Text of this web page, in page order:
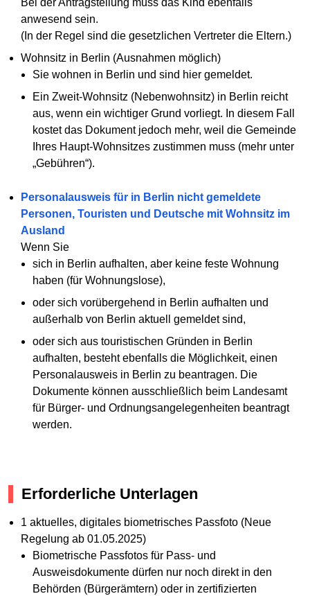
anwesend sein.
(In der Regel sind die gesetzlichen Vertreter die Eltern.)
Wohnsitz in Berlin (Ausnahmen möglich)
Sie wohnen in Berlin und sind hier gemeldet.
Ein Zweit-Wohnsitz (Nebenwohnsitz) in Berlin reicht
aus, wenn ein wichtiger Grund vorliegt. In diesem Fall
kostet das Dokument jedoch mehr, weil die Gemeinde
Ihres Haupt-Wohnsitzes zustimmen muss (mehr unter
„Gebühren“).
Personalausweis für in Berlin nicht gemeldete
Personen, Touristen und Deutsche mit Wohnsitz im
Ausland
Wenn Sie
sich in Berlin aufhalten, aber keine feste Wohnung
haben (für Wohnungslose),
oder sich vorübergehend in Berlin aufhalten und
außerhalb von Berlin aktuell gemeldet sind,
oder sich aus touristischen Gründen in Berlin
aufhalten, besteht ebenfalls die Möglichkeit, einen
Personalausweis in Berlin zu beantragen. Die
Dokumente können ausschließlich beim Landesamt
für Bürger- und Ordnungsangelegenheiten beantragt
werden.
Erforderliche Unterlagen
1 aktuelles, digitales biometrisches Passfoto (Neue
Regelung ab 01.05.2025)
Biometrische Passfotos für Pass- und
Ausweisdokumente dürfen nur noch direkt in den
Behörden (Bürgerämtern) oder in zertifizierten